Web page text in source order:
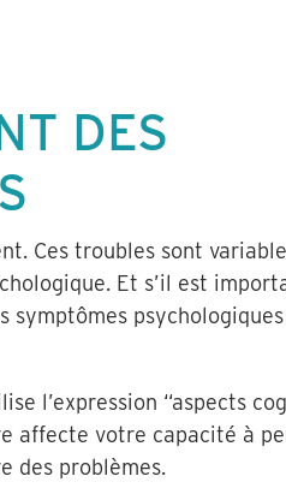
DES
Ces troubles sont
Et s’il est
symptômes
l’expression “aspects
affecte votre capacité à
des problèmes.